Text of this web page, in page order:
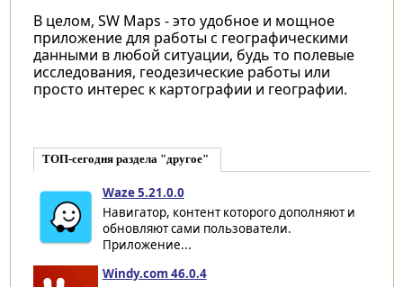
В целом, SW Maps - это удобное и мощное
приложение для работы с географическими
данными в любой ситуации, будь то полевые
исследования, геодезические работы или
просто интерес к картографии и географии.
ТОП-сегодня раздела "другое"
Waze 5.21.0.0
Навигатор, контент которого дополняют и
обновляют сами пользователи.
Приложение...
Windy.com 46.0.4